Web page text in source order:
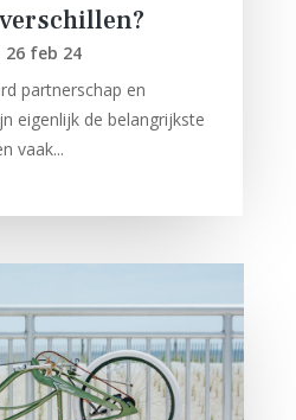
26 feb 24
partnerschap en
eigenlijk de belangrijkste
vaak...